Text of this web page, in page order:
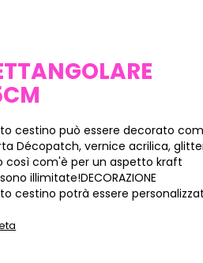
cestino può essere decorato
Décopatch, vernice acrilica,
così com'è per un aspetto kraft
illimitate!DECORAZIONE
cestino potrà essere